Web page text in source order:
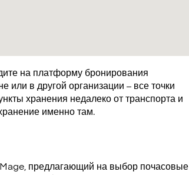
на платформу бронирования
или в другой организации – все точки
хранения недалеко от транспорта и
именно там.
предлагающий на выбор почасовые